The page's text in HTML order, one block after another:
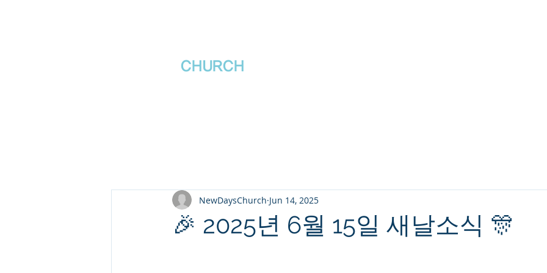
CHURCH
🎉 2025년 6월 15일 새날소식 🎊
NewDaysChurch Jun 14, 2025